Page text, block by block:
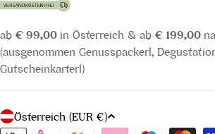
ab € 99,00 in Österreich & ab € 199,00
(ausgenommen Genusspackerl,
Gutscheinkarterl)
L
Österreich (EUR €)